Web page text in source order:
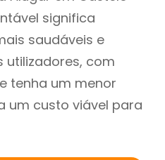
significa
saudáveis e
com
tenha um menor
um custo viável para